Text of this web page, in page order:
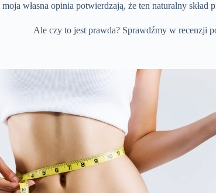
własna opinia potwierdzają, że ten naturalny
Ale czy to jest prawda? Sprawdźmy w recenzji